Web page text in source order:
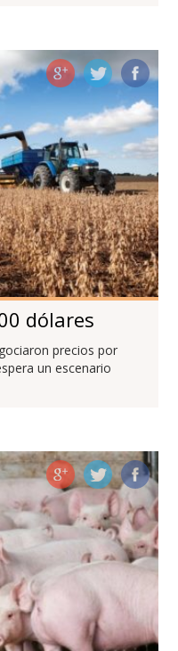
dólares
precios por
un escenario